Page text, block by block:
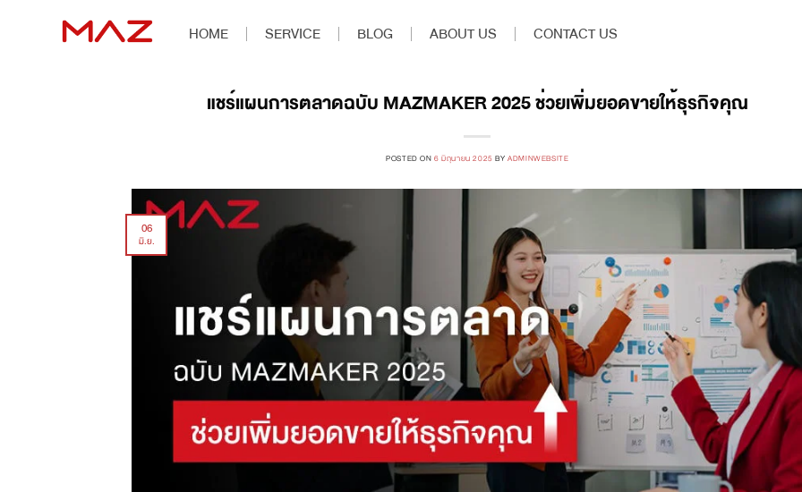
HOME SERVICE BLOG ABOUT US CONTACT US
แชร์แผนการตลาดฉบับ MAZMAKER 2025 ช่วยเพิ่มยอดขายให้ธุรกิจคุณ
POSTED ON6 มิถุนายน 2025 BYADMINWEBSITE
06
มิ.ย.